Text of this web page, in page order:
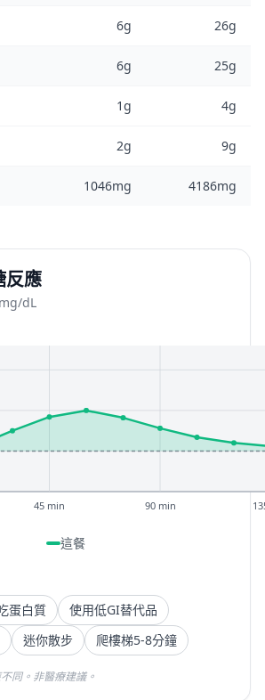
6g 26g
6g 25g
1g 4g
2g 9g
1046mg 4186mg
反應
dL
45 min 90 min
這餐
蛋白質
使用低GI替代品
迷你散步 爬樓梯5-8分鐘
同。非醫療建議。